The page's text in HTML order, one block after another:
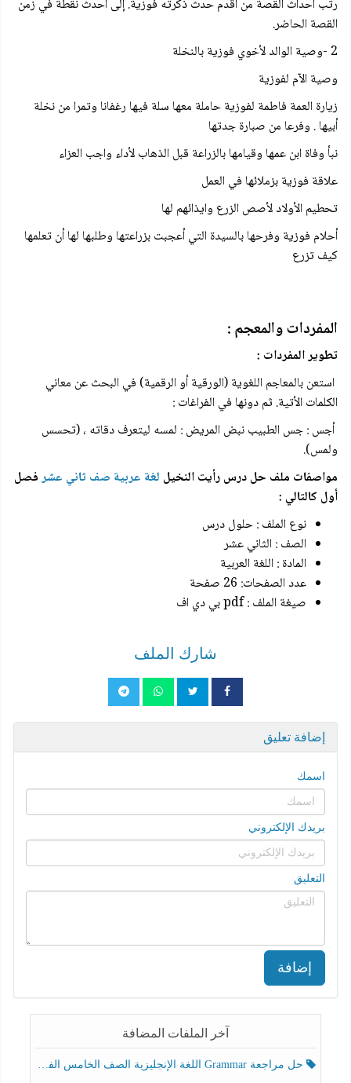
رتب أحداث القصة من أقدم حدث ذكرته فوزية. إلى أحدث نقطة في زمن
القصة الحاضر.
2 -وصية الوالد لأخوي فوزية بالنخلة
وصية الآم لفوزية
زيارة العمة فاطمة لفوزية حاملة معها سلة فيها رغفانا وتمرا من نخلة
أبيها . وفرعا من صبارة جدتها
نبأ وفاة ابن عمها وقيامها بالزراعة قبل الذهاب لأداء واجب العزاء
علاقة فوزية بزملائها في العمل
تحطيم الأولاد لأصص الزرع وايذائهم لها
أحلام فوزية وفرحها بالسيدة التي أعجبت بزراعتها وطلبها لها أن تعلمها
كيف تزرع
المفردات والمعجم :
تطوير المفردات :
استعن بالمعاجم اللغوية (الورقية أو الرقمية) في البحث عن معاني
الكلمات الأتية. ثم دونها في الفراغات :
أجس : جس الطبيب نبض المريض : لمسه ليتعرف دقاته ، (تحسس
ولمس).
مواصفات ملف حل درس رأيت النخيل لغة عربية صف ثاني عشرفصل
أول كالتالي :
نوع الملف : حلول درس
الصف : الثاني عشر
المادة : اللغة العربية
عدد الصفحات: 26 صفحة
صيغة الملف : pdf بي دي اف
شارك الملف
إضافة تعليق
اسمك
بريدك الإلكتروني
التعليق
إضافة
آخر الملفات المضافة
حل مراجعة Grammar اللغة الإنجليزية الصف الخامس الفصل الثالث